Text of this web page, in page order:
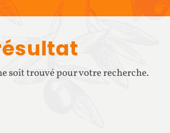
soit trouvé pour votre recherche.